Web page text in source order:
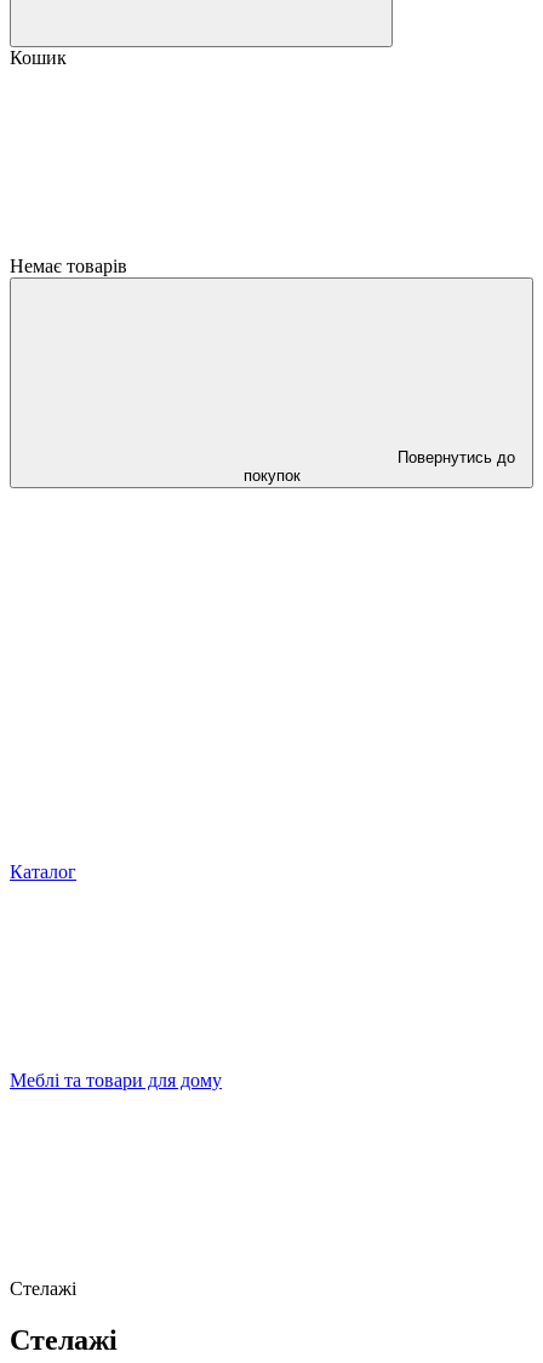
Кошик
Немає товарів
Повернутись до
покупок
Каталог
Меблі та товари для дому
Стелажі
Стелажі